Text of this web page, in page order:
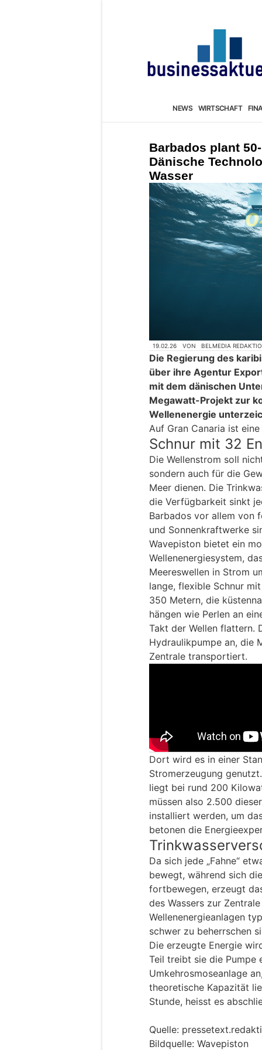
NEWS WIRTSCHAFT
Barbados plant
Dänische
Wasser
19.02.26 VON BELMEDIA
Die Regierung des
über ihre Agentur
mit dem dänischen
Megawatt-Projekt zur
Wellenenergie
Auf Gran Canaria ist
Schnur mit 32
Die Wellenstrom soll
sondern auch für die
Meer dienen. Die
die Verfügbarkeit sinkt
Barbados vor allem von
und Sonnenkraftwerke
Wavepiston bietet ein
Wellenenergiesystem,
Meereswellen in Strom
lange, flexible Schnur
350 Metern, die
hängen wie Perlen an
Takt der Wellen flattern.
Hydraulikpumpe an, die
Zentrale transportiert.
Dort wird es in einer
Stromerzeugung
liegt bei rund 200
müssen also 2.500
installiert werden, um
betonen die
Da sich jede „Fahne“
bewegt, während sich
fortbewegen, erzeugt
des Wassers zur
Wellenenergieanlagen
schwer zu beherrschen
Die erzeugte Energie
Teil treibt sie die Pumpe
Umkehrosmoseanlage
theoretische Kapazität
Stunde, heisst es
Quelle:
Bildquelle: Wavepiston